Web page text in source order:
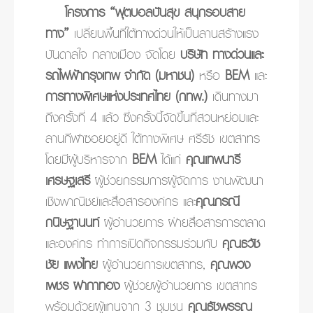
โครงการ “ฟุตบอลปันสุข สนุกรอบสาย
ทาง” เปลี่ยนพื้นที่ใต้ทางด่วนให้เป็นลานสร้างแรง
บันดาลใจ กลางเมือง จัดโดย บริษัท ทางด่วนและ
รถไฟฟ้ากรุงเทพ จำกัด (มหาชน) หรือ BEMและ
การทางพิเศษแห่งประเทศไทย (กทพ.) เดินทางมา
ถึงครั้งที่ 4 แล้ว ซึ่งครั้งนี้จัดขึ้นที่สวนหย่อมและ
ลานกีฬาซอยอยู่ดี ใต้ทางพิเศษ ศรีรัช เขตสาทร
โดยมีผู้บริหารจาก BEMได้แก่ คุณเทพนารี
เศรษฐเสรีผู้ช่วยกรรมการผู้จัดการ งานพัฒนา
เชิงพาณิชย์และสื่อสารองค์กร และคุณภรณี
กนิษฐานนท์ผู้อำนวยการ ฝ่ายสื่อสารการตลาด
และองค์กร ทำการเปิดกิจกรรมร่วมกับ คุณธวัช
ชัย แพงไทย ผู้อำนวยการเขตสาทร, คุณพวง
เพชร ฝากาทองผู้ช่วยผู้อำนวยการ เขตสาทร
พร้อมด้วยผู้แทนจาก 3 ชุมชน คุณธัชพรรณ